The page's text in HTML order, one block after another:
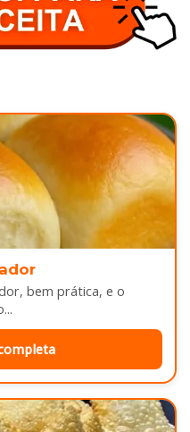
bem prática, e o